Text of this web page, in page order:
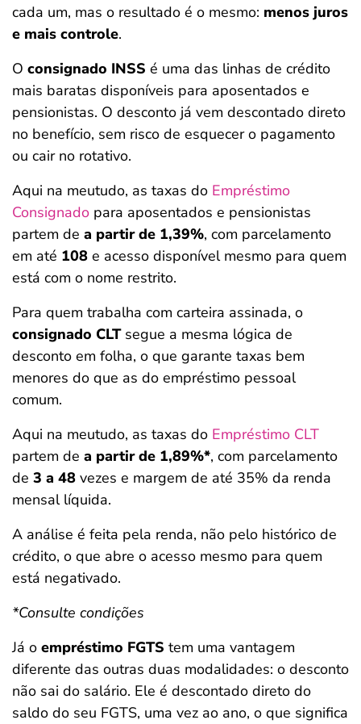
cada um, mas o resultado é o mesmo: menos juros
e mais controle.
O consignado INSS é uma das linhas de crédito
mais baratas disponíveis para aposentados e
pensionistas. O desconto já vem descontado direto
no benefício, sem risco de esquecer o pagamento
ou cair no rotativo.
Aqui na meutudo, as taxas do Empréstimo
Consignado para aposentados e pensionistas
partem de a partir de 1,39%, com parcelamento
em até 108 e acesso disponível mesmo para quem
está com o nome restrito.
Para quem trabalha com carteira assinada, o
consignado CLTsegue a mesma lógica de
desconto em folha, o que garante taxas bem
menores do que as do empréstimo pessoal
comum.
Aqui na meutudo, as taxas do Empréstimo CLT
partem de a partir de 1,89%*, com parcelamento
de 3 a 48 vezes e margem de até 35% da renda
mensal líquida.
A análise é feita pela renda, não pelo histórico de
crédito, o que abre o acesso mesmo para quem
está negativado.
*Consulte condições
Já o empréstimo FGTS tem uma vantagem
diferente das outras duas modalidades: o desconto
não sai do salário. Ele é descontado direto do
saldo do seu FGTS, uma vez ao ano, o que significa